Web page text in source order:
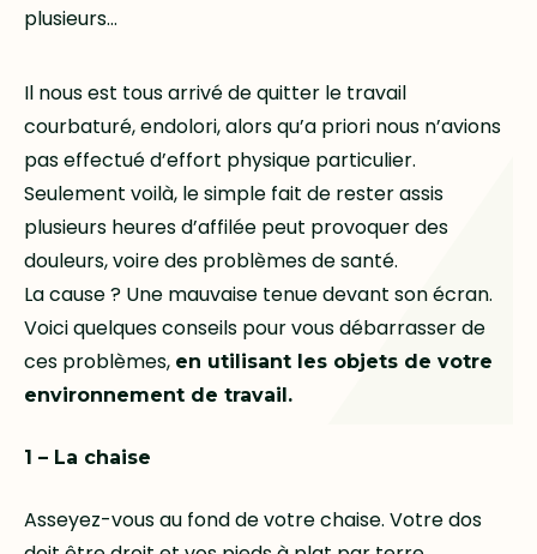
plusieurs…
Il nous est tous arrivé de quitter le travail
courbaturé, endolori, alors qu’a priori nous n’avions
pas effectué d’effort physique particulier.
Seulement voilà, le simple fait de rester assis
plusieurs heures d’affilée peut provoquer des
douleurs, voire des problèmes de santé.
La cause ? Une mauvaise tenue devant son écran.
Voici quelques conseils pour vous débarrasser de
ces problèmes, en utilisant les objets de votre
environnement de travail.
1 – La chaise
Asseyez-vous au fond de votre chaise. Votre dos